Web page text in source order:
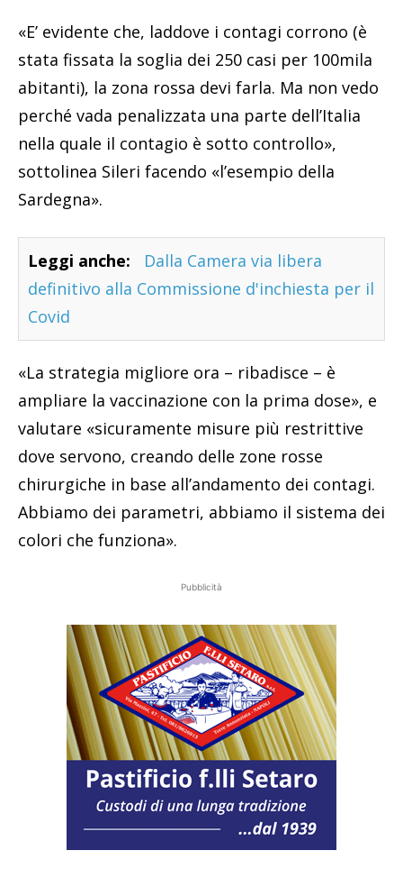
«E’ evidente che, laddove i contagi corrono (è
stata fissata la soglia dei 250 casi per 100mila
abitanti), la zona rossa devi farla. Ma non vedo
perché vada penalizzata una parte dell’Italia
nella quale il contagio è sotto controllo»,
sottolinea Sileri facendo «l’esempio della
Sardegna».
Leggi anche:
Dalla Camera via libera
definitivo alla Commissione d'inchiesta per il
Covid
«La strategia migliore ora – ribadisce – è
ampliare la vaccinazione con la prima dose», e
valutare «sicuramente misure più restrittive
dove servono, creando delle zone rosse
chirurgiche in base all’andamento dei contagi.
Abbiamo dei parametri, abbiamo il sistema dei
colori che funziona».
Pubblicità